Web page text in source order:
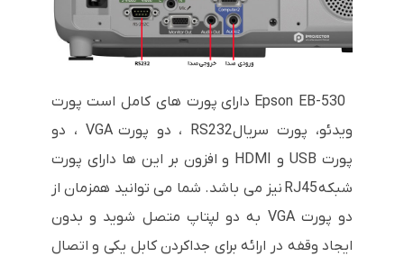
Epson EB-530
دارای پورت های کامل است پورت
ویدئو، پورت سریالRS232 ، دو پورتVGA ، دو
پورتUSB وHDMI و افزون بر این ها دارای پورت
شبکهRJ45 نیز می باشد. شما می توانید همزمان از
دو پورت VGA به دو لپتاپ متصل شوید و بدون
ایجاد وقفه در ارائه برای جداکردن کابل یکی و اتصال